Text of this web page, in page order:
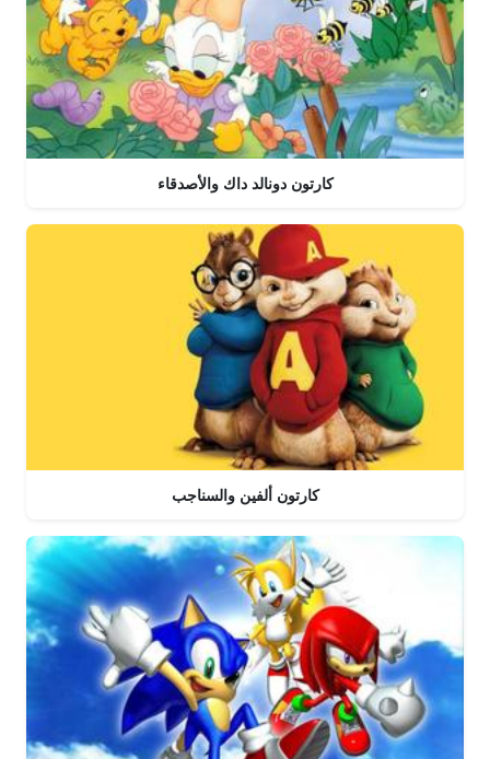
كارتون دونالد داك والأصدقاء
كارتون ألفين والسناجب